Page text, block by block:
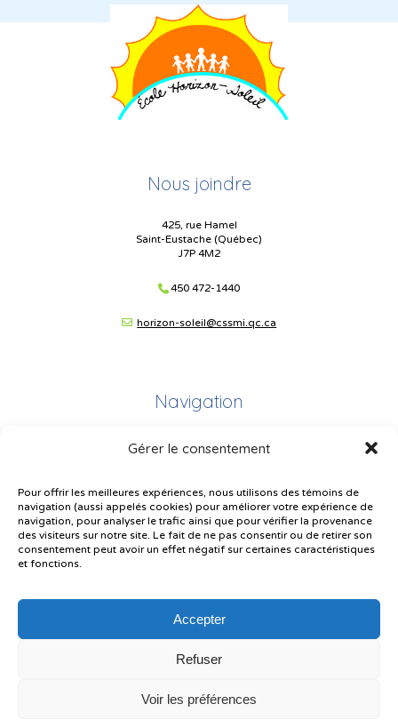
Gérer le consentement
Pour offrir les meilleures expériences, nous utilisons des témoins de
navigation (aussi appelés cookies) pour améliorer votre expérience de
navigation, pour analyser le trafic ainsi que pour vérifier la provenance
des visiteurs sur notre site. Le fait de ne pas consentir ou de retirer son
consentement peut avoir un effet négatif sur certaines caractéristiques
et fonctions.
Accepter
Refuser
Voir les préférences
Nous joindre
425, rue Hamel
Saint-Eustache (Québec)
J7P 4M2
450 472-1440
horizon-soleil@cssmi.qc.ca
Navigation
Plan du site
Plainte – service à l’élève
Politique de confidentialité
Le CSSMI autorise certaines intelligences artificielles contrôlées et